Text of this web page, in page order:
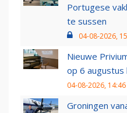
Portugese
te sussen
04-08-2026,
Nieuwe
op 6 augustus
04-08-2026, 14:46
Groningen